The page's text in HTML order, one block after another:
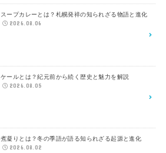
スープカレーとは？札幌発祥の知られざる物語と進化
2026.08.06
ケールとは？紀元前から続く歴史と魅力を解説
2026.08.05
煮凝りとは？冬の季語が語る知られざる起源と進化
2026.08.02